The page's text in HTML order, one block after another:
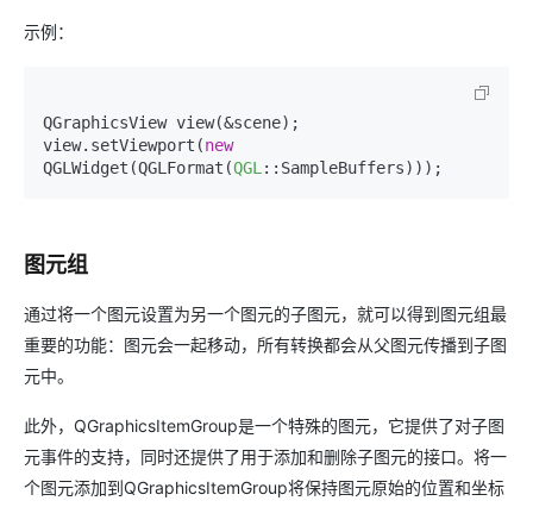
示例：
QGraphicsView view(&scene);
view.setViewport(new
QGLWidget(QGLFormat(QGL ::SampleBuffers)));
图元组
通过将一个图元设置为另一个图元的子图元，就可以得到图元组最
重要的功能：图元会一起移动，所有转换都会从父图元传播到子图
元中。
此外，QGraphicsItemGroup是一个特殊的图元，它提供了对子图
元事件的支持，同时还提供了用于添加和删除子图元的接口。将一
个图元添加到QGraphicsItemGroup将保持图元原始的位置和坐标